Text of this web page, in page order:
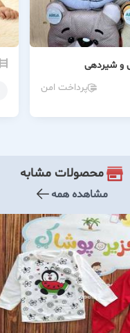
و شیردهی
پرداخت امن
محصولات مشابه
مشاهده همه